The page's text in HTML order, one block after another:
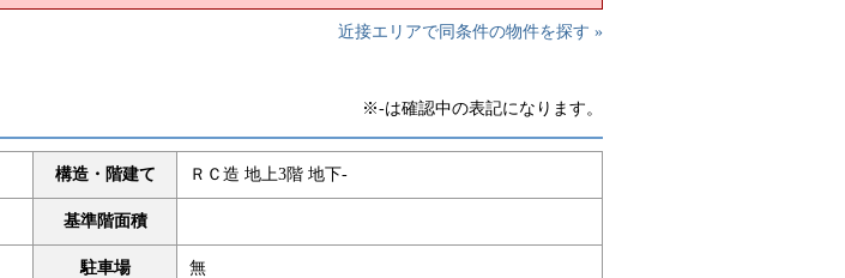
近接エリアで同条件の物件を探す »
※-は確認中の表記になります。
構造・階建て ＲＣ造 地上3階 地下-
基準階面積
駐車場 無